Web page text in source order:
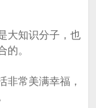
大知识分子，也
的。
非常美满幸福，